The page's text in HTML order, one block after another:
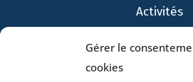
Gérer le
cookies
Activités
Avocats
Bureaux